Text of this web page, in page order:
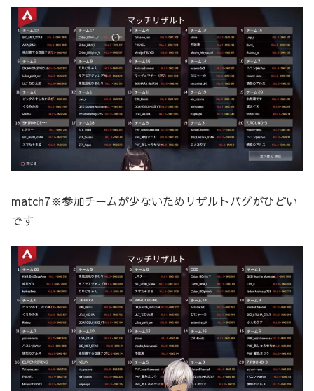
match7※参加チームが少ないためリザルトバグがひどい
です